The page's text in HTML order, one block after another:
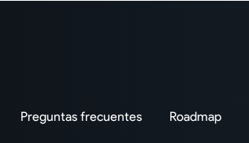
Preguntas frecuentes Roadmap